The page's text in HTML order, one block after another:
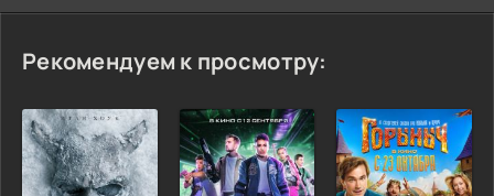
Рекомендуем к просмотру: